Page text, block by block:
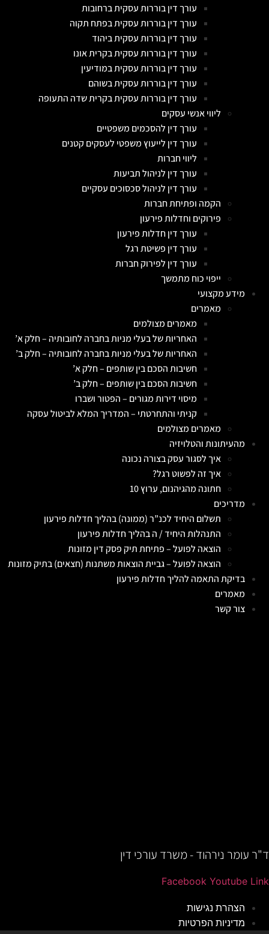
עורך דין בוררות עסקית ברחובות
עורך דין בוררות עסקית בפתח תקוה
עורך דין בוררות עסקית ביהוד
עורך דין בוררות עסקית בקרית אונו
עורך דין בוררות עסקית במודיעין
עורך דין בוררות עסקית בשוהם
עורך דין בוררות עסקית בקרית שדה התעופה
ליווי אנשי עסקים
עורך דין להסכמים משפטיים
עורך דין לייעוץ משפטי לעסקים קטנים
ליווי חברות
עורך דין לניהול תביעות
עורך דין לניהול סכסוכים עסקיים
הקמה ופתיחת חברות
פירוקים וחדלות פירעון
עורך דין חדלות פירעון
עורך דין פשיטת רגל
עורך דין לפירוק חברות
ייפוי כוח מתמשך
מידע מקצועי
מאמרים
מאמרים מצולמים
האחריות של בעלי מניות בחברה לחובותיה – חלק א’
האחריות של בעלי מניות בחברה לחובותיה – חלק ב’
חשיבות הסכם בין שותפים – חלק א’
חשיבות הסכם בין שותפים – חלק ב’
מיסוי דירות מגורים – הפטור ושברו
קניתי והתחרטתי – המדריך המלא לביטול עסקה
מאמרים מצולמים
מהעיתונות והטלויזיה
איך לסגור עסק בצורה נכונה
איך זה לפשוט רגל?
חתונה מהגיהנום, ערוץ 10
מדריכים
תשלום היחיד לכנ”ר (ממונה) בהליך חדלות פירעון
התנהלות היחיד / ה בהליך חדלות פירעון
הוצאה לפועל – פתיחת תיק פסק דין מזונות
הוצאה לפועל – גביית הוצאות משתנות (חצאים) בתיק מזונות
בדיקת התאמה להליך חדלות פירעון
מאמרים
צור קשר
ד"ר עומר נירהוד - משרד עורכי דין
Facebook Youtube Link
הצהרת נגישות
מדיניות הפרטיות